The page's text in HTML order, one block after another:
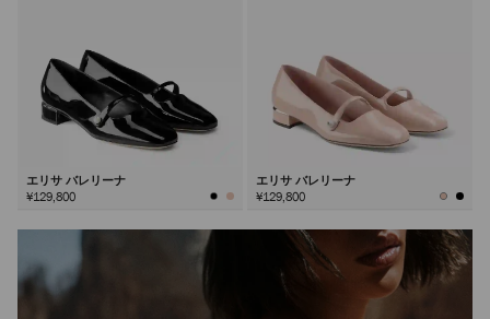
エリサ バレリーナ
¥129,800
エリサ バレリーナ
¥129,800